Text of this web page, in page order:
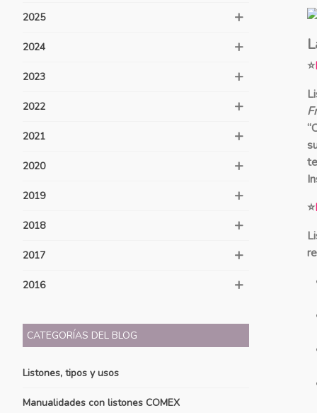
2025
2024
2023
2022
2021
2020
2019
2018
2017
2016
CATEGORÍAS DEL BLOG
Listones, tipos y usos
Manualidades con listones COMEX
⭐
⭐